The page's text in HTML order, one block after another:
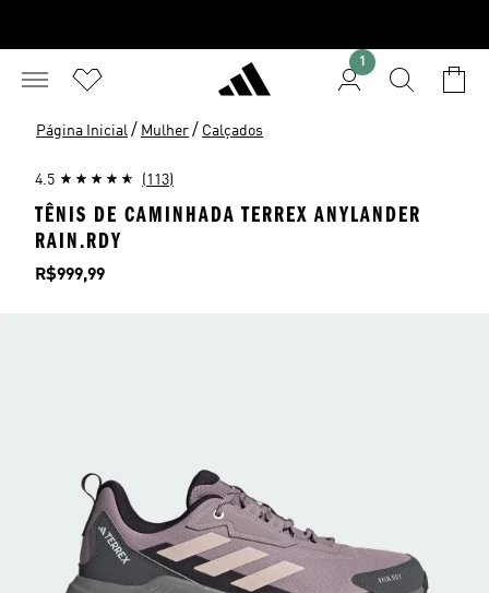
1
Página Inicial / Mulher / Calçados
4.5 (113)
TÊNIS DE CAMINHADA TERREX ANYLANDER
RAIN.RDY
Preço
R$999,99